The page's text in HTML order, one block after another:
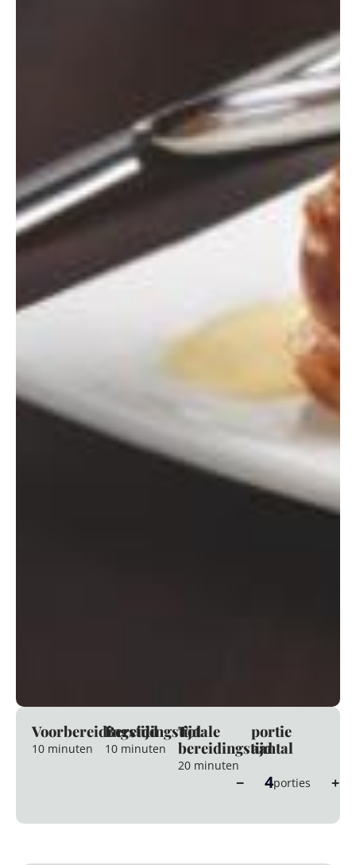
Voorbereidingstijd
10 minuten
Bereidingstijd
10 minuten
Totale
bereidingstijd
20 minuten
portie
aantal
− 4porties +